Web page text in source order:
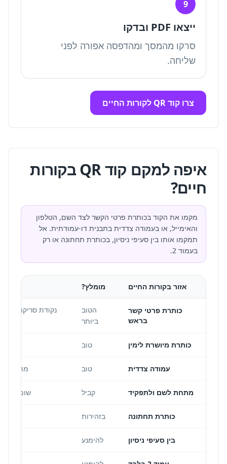
9
ייצאו PDF ובדקו
סרקו מהמסך ומהדפסה אפורה לפני
שליחה.
צרו קוד QR לקורות החיים
איפה למקם קוד QR בקורות
חיים?
מקמו את הקוד בכותרת פרטי הקשר לצד השם, הטלפון
והאימייל, או בעמודה צדדית בתבנית דו-עמודתית. אל
תמקמו אותו בין סעיפי ניסיון, בכותרת תחתונה או רק
בעמוד 2.
אזור בקורות החיים מומלץ?
כותרת פרטי קשר
בראש
הטוב
ביותר
כותרת מיושרת לימין טוב
עמודה צדדית טוב מתאים
מתחת לשם ולתפקיד קביל שומר על
כותרת תחתונה בזהירות
בין סעיפי ניסיון להימנע